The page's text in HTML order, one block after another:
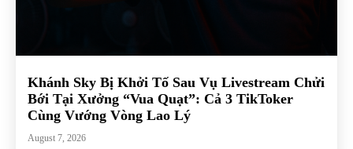
Khánh Sky Bị Khởi Tố Sau Vụ Livestream Chửi
Bới Tại Xưởng “Vua Quạt”: Cả 3 TikToker
Cùng Vướng Vòng Lao Lý
August 7, 2026